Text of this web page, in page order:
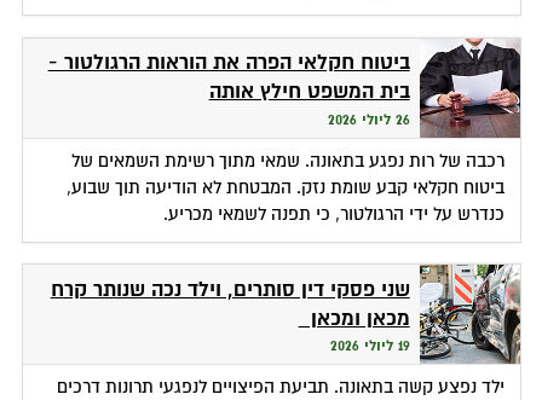
ביטוח חקלאי הפרה את הוראות הרגולטור -
בית המשפט חילץ אותה
26 ליולי 2026
רכבה של רות נפגע בתאונה. שמאי מתוך רשימת השמאים של
ביטוח חקלאי קבע שומת נזק. המבטחת לא הודיעה תוך שבוע,
כנדרש על ידי הרגולטור, כי תפנה לשמאי מכריע.
שני פסקי דין סותרים, וילד נכה שנותר קרח
מכאן ומכאן
19 ליולי 2026
ילד נפצע קשה בתאונה. תביעת הפיצויים לנפגעי תרונות דרכים